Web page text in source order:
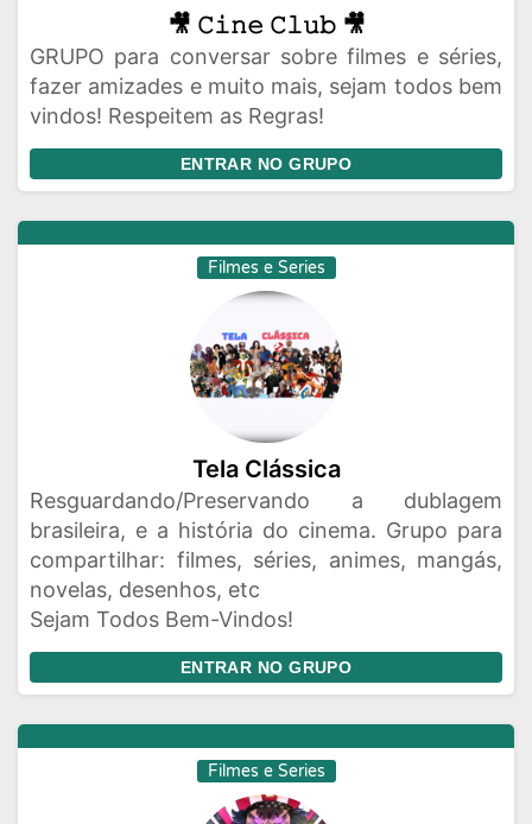
🎥 𝙲𝚒𝚗𝚎 𝙲𝚕𝚞𝚋 🎥
GRUPO para conversar sobre filmes e séries,
fazer amizades e muito mais, sejam todos bem
vindos! Respeitem as Regras!
ENTRAR NO GRUPO
Filmes e Series
Tela Clássica
Resguardando/Preservando a dublagem
brasileira, e a história do cinema. Grupo para
compartilhar: filmes, séries, animes, mangás,
novelas, desenhos, etc
Sejam Todos Bem-Vindos!
ENTRAR NO GRUPO
Filmes e Series